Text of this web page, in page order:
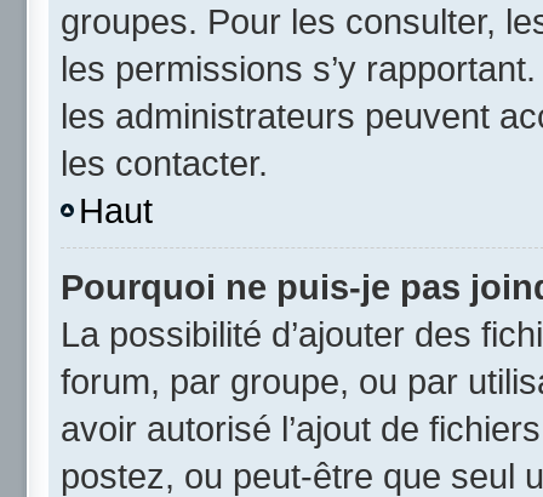
groupes. Pour les consulter,
les permissions s’y
les administrateurs peuvent
les contacter.
Haut
Pourquoi ne puis-je pas
La possibilité d’ajouter des
forum, par groupe, ou par
avoir autorisé l’ajout de
postez, ou peut-être que seul